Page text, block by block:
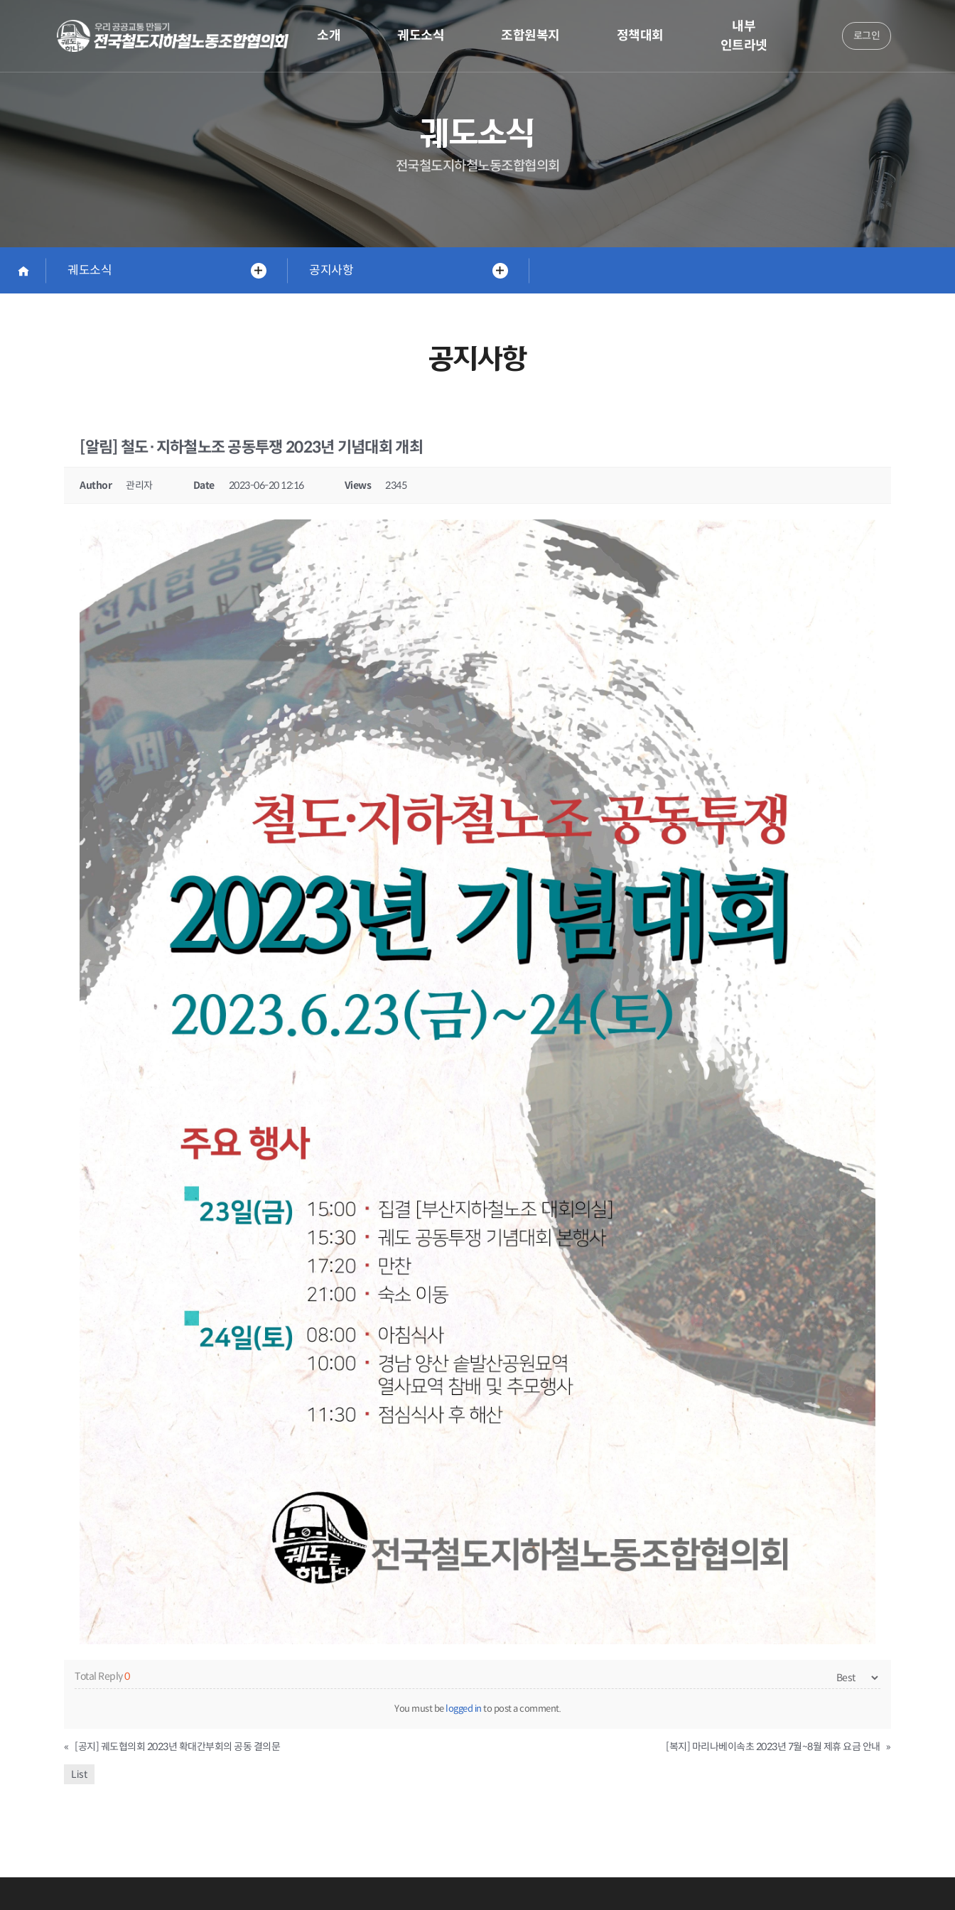
소개 궤도소식 조합원복지 정책대회
내부
인트라넷
로그인
궤도소식
전국철도지하철노동조합협의회
궤도소식 공지사항
공지사항
[알림] 철도·지하철노조 공동투쟁 2023년 기념대회 개최
Author 관리자 Date 2023-06-20 12:16 Views 2345
Total Reply0
You must belogged into post a comment.
« [공지] 궤도협의회 2023년 확대간부회의 공동 결의문 [복지] 마리나베이속초 2023년 7월~8월 제휴 요금 안내 »
List